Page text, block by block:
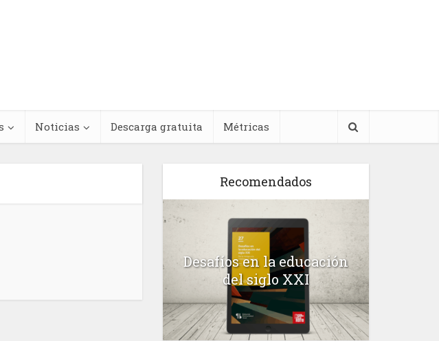
Noticias Descarga gratuita Métricas
Recomendados
Latina y el
Desafíos en la educación
del siglo XXI